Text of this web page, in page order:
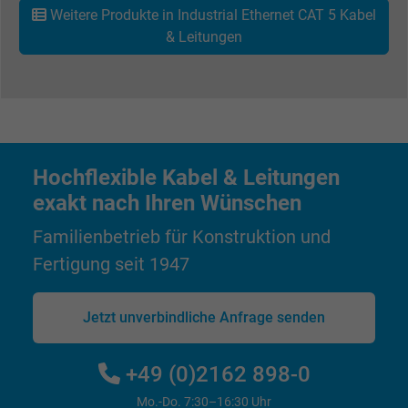
Wird verwendet, um die Aktionen eines
Benutzers auf der Website zu
zu registrieren und zu melden.
Laufzeit 15 Minuten
Enthält eine zufällig generierte Benutzer-ID.
Mithilfe dieser ID kann Google den Nutzer
domänenübergreifend erkennen und
personalisierte Werbung anzeigen.
bkdwCNfVtWgQ67qT8AM,49021628980,
Weitere Produkte in Industrial Ethernet CAT 5 Kabel
& Leitungen
Hochflexible Kabel & Leitungen
exakt nach Ihren Wünschen
Familienbetrieb für Konstruktion und
Fertigung seit 1947
Jetzt unverbindliche Anfrage senden
+49 (0)2162 898-0
Mo.-Do. 7:30–16:30 Uhr